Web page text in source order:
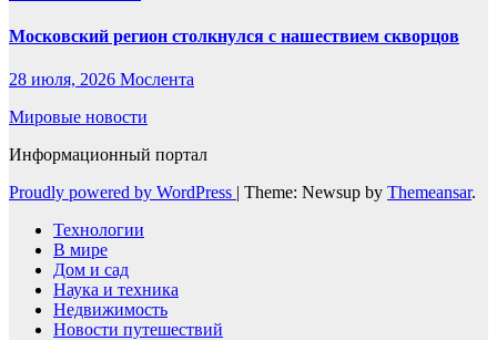
Московский регион столкнулся с нашествием скворцов
28 июля, 2026 Мослента
Мировые новости
Информационный портал
Proudly powered by WordPress | Theme: Newsup by Themeansar.
Технологии
В мире
Дом и сад
Наука и техника
Недвижимость
Новости путешествий